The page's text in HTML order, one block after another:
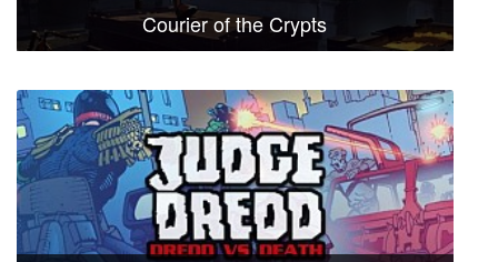
Courier of the Crypts